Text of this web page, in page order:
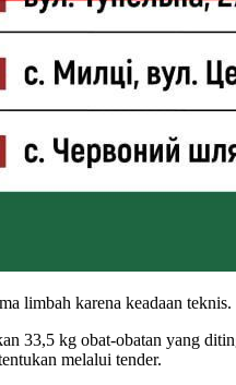
limbah karena keadaan teknis.
33,5 kg obat-obatan yang
melalui tender.